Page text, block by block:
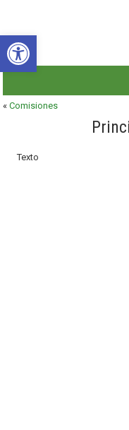
Abrir barra de herramientas
«Comisiones
Texto